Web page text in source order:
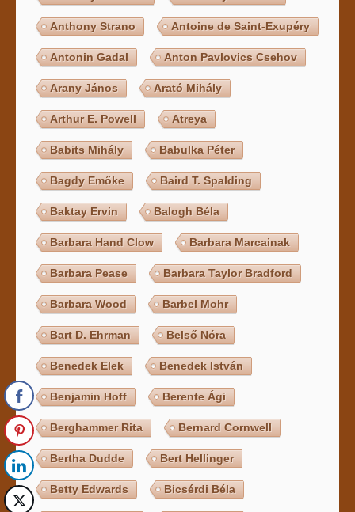
Anthony Strano Antoine de Saint-Exupéry
Antonin Gadal Anton Pavlovics Csehov
Arany János Arató Mihály
Arthur E. Powell Atreya
Babits Mihály Babulka Péter
Bagdy Emőke Baird T. Spalding
Baktay Ervin Balogh Béla
Barbara Hand Clow Barbara Marcainak
Barbara Pease Barbara Taylor Bradford
Barbara Wood Barbel Mohr
Bart D. Ehrman Belső Nóra
Benedek Elek Benedek István
Benjamin Hoff Berente Ági
Berghammer Rita Bernard Cornwell
Bertha Dudde Bert Hellinger
Betty Edwards Bicsérdi Béla